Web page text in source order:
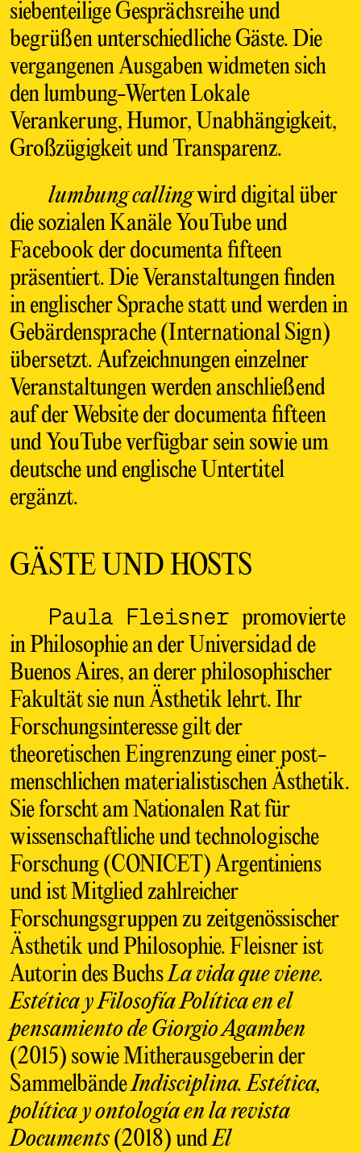
siebenteilige Gesprächsreihe und
begrüßen unterschiedliche Gäste. Die
vergangenen Ausgaben widmeten sich
den lumbung-Werten Lokale
Verankerung, Humor, Unabhängigkeit,
Großzügigkeit und Transparenz.
lumbung callingwird digital über
die sozialen Kanäle YouTube und
Facebook der documenta fifteen
präsentiert. Die Veranstaltungen finden
in englischer Sprache statt und werden in
Gebärdensprache (International Sign)
übersetzt. Aufzeichnungen einzelner
Veranstaltungen werden anschließend
auf der Website der documenta fifteen
und YouTube verfügbar sein sowie um
deutsche und englische Untertitel
ergänzt.
GÄSTE UND HOSTS
Paula Fleisner promovierte
in Philosophie an der Universidad de
Buenos Aires, an derer philosophischer
Fakultät sie nun Ästhetik lehrt. Ihr
Forschungsinteresse gilt der
theoretischen Eingrenzung einer post-
menschlichen materialistischen Ästhetik.
Sie forscht am Nationalen Rat für
wissenschaftliche und technologische
Forschung (CONICET) Argentiniens
und ist Mitglied zahlreicher
Forschungsgruppen zu zeitgenössischer
Ästhetik und Philosophie. Fleisner ist
Autorin des BuchsLa vida que viene.
Estética y Filosofía Política en el
pensamiento de Giorgio Agamben
(2015) sowie Mitherausgeberin der
SammelbändeIndisciplina. Estética,
política y ontología en la revista
Documents(2018) undEl